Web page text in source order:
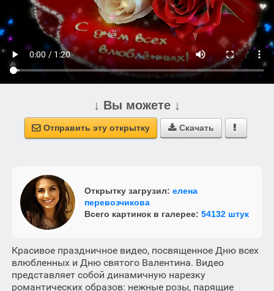
↓ Вы можете ↓
 Отправить эту открытку  Скачать 
Открытку загрузил: елена
перевозчикова
Всего картинок в галерее: 54132 штук
Красивое праздничное видео, посвященное Дню всех
влюбленных и Дню святого Валентина. Видео
представляет собой динамичную нарезку
романтических образов: нежные розы, парящие